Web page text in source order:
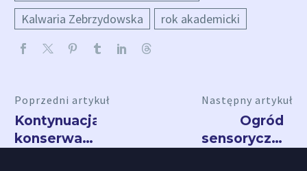
Kalwaria Zebrzydowska
rok akademicki
Poprzedni artykuł
Kontynuacja
konserwacji
Następny artykuł
Ogród
sensoryczny